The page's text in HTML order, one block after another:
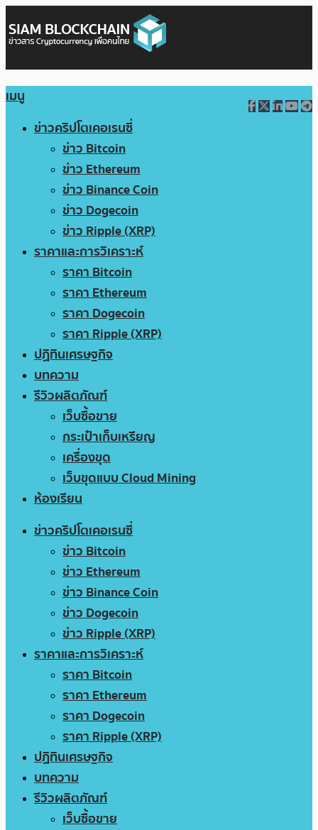
เมนู
ข่าวคริปโตเคอเรนซี่
ข่าว Bitcoin
ข่าว Ethereum
ข่าว Binance Coin
ข่าว Dogecoin
ข่าว Ripple (XRP)
ราคาและการวิเคราะห์
ราคา Bitcoin
ราคา Ethereum
ราคา Dogecoin
ราคา Ripple (XRP)
ปฏิทินเศรษฐกิจ
บทความ
รีวิวผลิตภัณฑ์
เว็บซื้อขาย
กระเป๋าเก็บเหรียญ
เครื่องขุด
เว็บขุดแบบ Cloud Mining
ห้องเรียน
ข่าวคริปโตเคอเรนซี่
ข่าว Bitcoin
ข่าว Ethereum
ข่าว Binance Coin
ข่าว Dogecoin
ข่าว Ripple (XRP)
ราคาและการวิเคราะห์
ราคา Bitcoin
ราคา Ethereum
ราคา Dogecoin
ราคา Ripple (XRP)
ปฏิทินเศรษฐกิจ
บทความ
รีวิวผลิตภัณฑ์
เว็บซื้อขาย